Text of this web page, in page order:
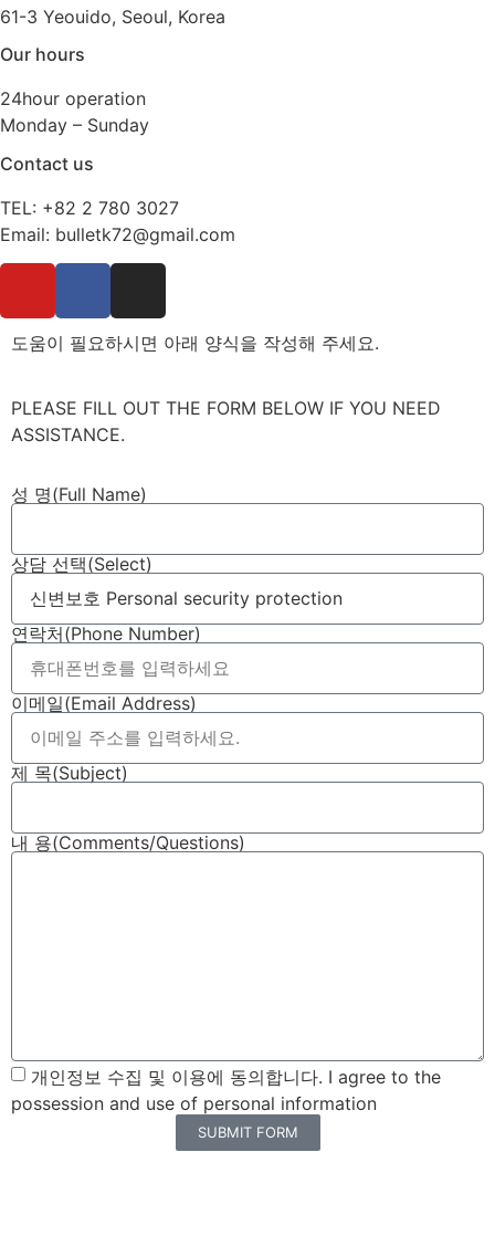
61-3 Yeouido, Seoul, Korea
Our hours
24hour operation
Monday – Sunday
Contact us
TEL: +82 2 780 3027
Email: bulletk72@gmail.com
도움이 필요하시면 아래 양식을 작성해 주세요.
PLEASE FILL OUT THE FORM BELOW IF YOU NEED
ASSISTANCE.
성 명(Full Name)
상담 선택(Select)
연락처(Phone Number)
이메일(Email Address)
제 목(Subject)
내 용(Comments/Questions)
개인정보 수집 및 이용에 동의합니다. I agree to the
possession and use of personal information
SUBMIT FORM